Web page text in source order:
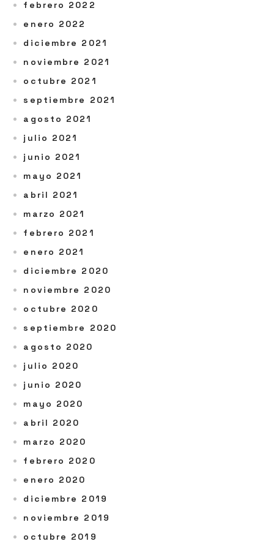
febrero 2022
enero 2022
diciembre 2021
noviembre 2021
octubre 2021
septiembre 2021
agosto 2021
julio 2021
junio 2021
mayo 2021
abril 2021
marzo 2021
febrero 2021
enero 2021
diciembre 2020
noviembre 2020
octubre 2020
septiembre 2020
agosto 2020
julio 2020
junio 2020
mayo 2020
abril 2020
marzo 2020
febrero 2020
enero 2020
diciembre 2019
noviembre 2019
octubre 2019